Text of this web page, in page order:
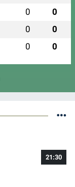
0 0
0 0
0 0
21:30